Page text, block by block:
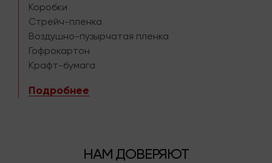
Коробки
Стрейч-пленка
Воздушно-пузырчатая пленка
Гофрокартон
Крафт-бумага
Подробнее
НАМ ДОВЕРЯЮТ